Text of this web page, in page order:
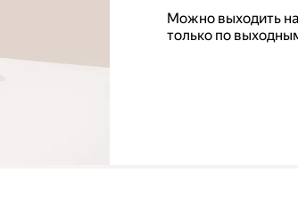
Можно выходить
только по